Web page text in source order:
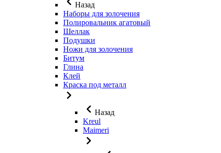
Назад
Наборы для золочения
Полировальник агатовый
Шеллак
Подушки
Ножи для золочения
Битум
Глина
Клей
Краска под металл
Назад
Kreul
Maimeri